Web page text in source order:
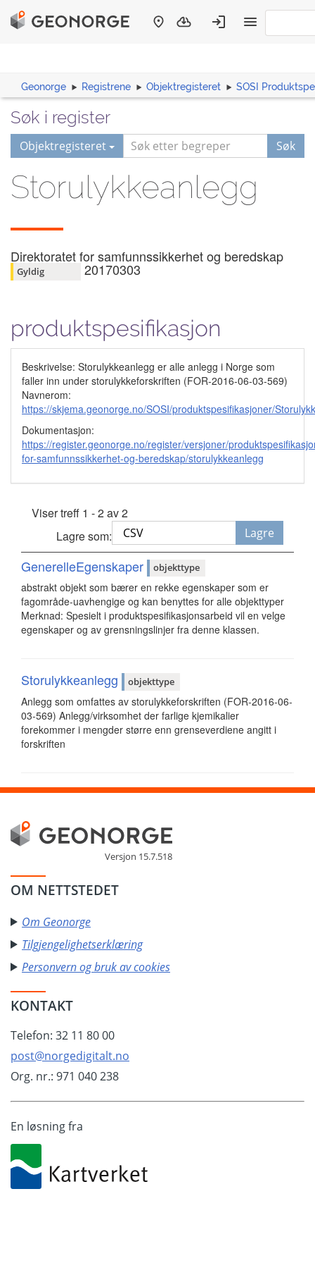
Geonorge Registrene Objektregisteret SOSI
Søk i register
Objektregisteret Søk
Storulykkeanlegg
Direktoratet for samfunnssikkerhet og beredskap
Gyldig 20170303
produktspesifikasjon
Beskrivelse: Storulykkeanlegg er alle anlegg i Norge som
faller inn under storulykkeforskriften (FOR-2016-06-03-569)
Navnerom:
https://skjema.geonorge.no/SOSI/produktspesifikasjoner/
Dokumentasjon:
https://register.geonorge.no/register/versjoner/
for-samfunnssikkerhet-og-beredskap/storulykkeanlegg
Viser treff 1 - 2 av 2
Lagre som:
Lagre
GenerelleEgenskaper objekttype
abstrakt objekt som bærer en rekke egenskaper som er
fagområde-uavhengige og kan benyttes for alle objekttyper
Merknad: Spesielt i produktspesifikasjonsarbeid vil en velge
egenskaper og av grensningslinjer fra denne klassen.
Storulykkeanlegg objekttype
Anlegg som omfattes av storulykke­forskriften (FOR-2016-06-
03-569) Anlegg/virksomhet der farlige kjemikalier
forekommer i mengder større enn grenseverdiene angitt i
forskriften